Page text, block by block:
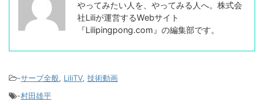
やってみたい人を、やってみる人へ。株式会
社Liliが運営するWebサイト
『Lilipingpong.com』の編集部です。
-サーブ全般, LiliTV, 技術動画
-村田雄平